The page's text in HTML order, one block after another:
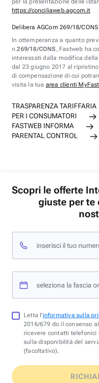
per la presentazione delle
https://conciliaweb.agcom.it
Delibera AGCom 269/18/CONS
In ottemperanza a quanto
n.269/18/CONS , Fastweb ha
interessati dalla modifica
dal 23 giugno 2017 al
di compensazione di cui
visita la tua area clienti
TRASPARENZA TARIFFARIA
PER I CONSUMATORI
FASTWEB INFORMA
PARENTAL CONTROL
Scopri le offerte
giuste per te
inserisci il tuo
seleziona la fascia
Letta l'informativa sulla
2016/679 do il consenso
ricevere contatti telefonici
sulla disponibilità del
(facoltativo).